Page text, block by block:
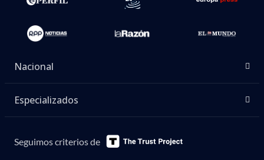
Nacional
Especializados
Seguimos criterios de